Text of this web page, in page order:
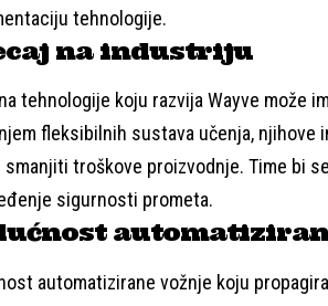
tehnologije.
na industriju
tehnologije koju razvija Wayve može
fleksibilnih sustava učenja,
smanjiti troškove proizvodnje. Time bi
sigurnosti prometa.
automatizirane vožnje koju